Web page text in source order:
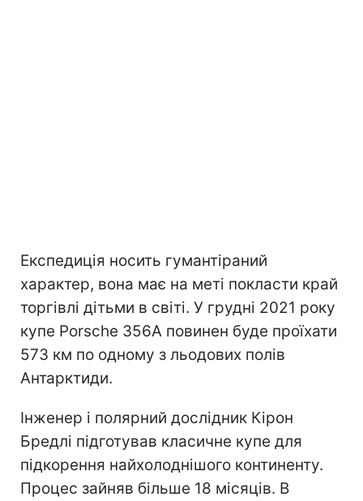
Експедиція носить гумантіраний
характер, вона має на меті покласти край
торгівлі дітьми в світі. У грудні 2021 року
купе Porsche 356A повинен буде проїхати
573 км по одному з льодових полів
Антарктиди.
Інженер і полярний дослідник Кірон
Бредлі підготував класичне купе для
підкорення найхолоднішого континенту.
Процес зайняв більше 18 місяців. В